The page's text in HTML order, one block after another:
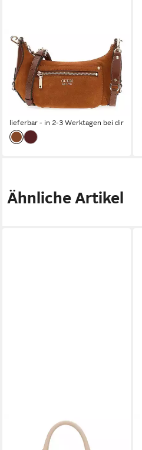
GUESS
Umhängetasche Mini
Crossbody Bag, aus echtem
Rindsleder
104,76 €
lieferbar - in 2-3 Werktagen bei dir
Ähnliche Artikel
Handtasche Luxury Satchel